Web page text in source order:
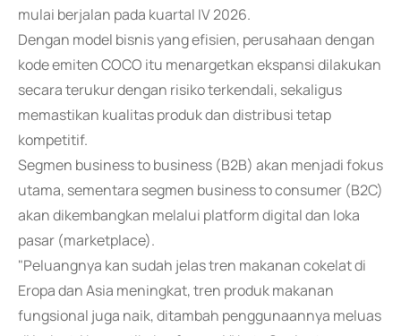
mulai berjalan pada kuartal IV 2026.
Dengan model bisnis yang efisien, perusahaan dengan
kode emiten COCO itu menargetkan ekspansi dilakukan
secara terukur dengan risiko terkendali, sekaligus
memastikan kualitas produk dan distribusi tetap
kompetitif.
Segmen business to business (B2B) akan menjadi fokus
utama, sementara segmen business to consumer (B2C)
akan dikembangkan melalui platform digital dan loka
pasar (marketplace).
"Peluangnya kan sudah jelas tren makanan cokelat di
Eropa dan Asia meningkat, tren produk makanan
fungsional juga naik, ditambah penggunaannya meluas